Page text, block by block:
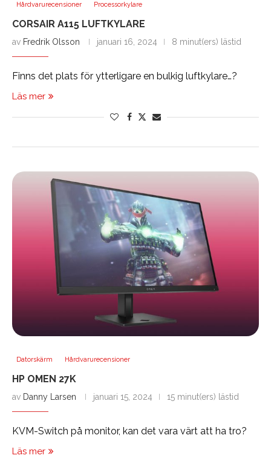
Hårdvarurecensioner Processorkylare
CORSAIR A115 LUFTKYLARE
av Fredrik Olsson januari 16, 2024 8 minut(ers) lästid
Finns det plats för ytterligare en bulkig luftkylare…?
Läs mer
Datorskärm Hårdvarurecensioner
HP OMEN 27K
av Danny Larsen januari 15, 2024 15 minut(ers) lästid
KVM-Switch på monitor, kan det vara värt att ha tro?
Läs mer